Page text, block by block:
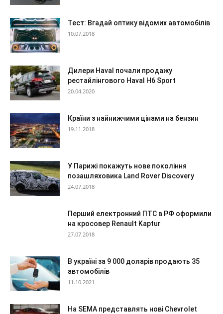
Тест: Вгадай оптику відомих автомобілів
10.07.2018
Дилери Haval почали продажу
рестайлінгового Haval H6 Sport
20.04.2020
Країни з найнижчими цінами на бензин
19.11.2018
У Парижі покажуть нове покоління
позашляховика Land Rover Discovery
24.07.2018
Перший електронний ПТС в РФ оформили
на кросовер Renault Kaptur
27.07.2018
В україні за 9 000 доларів продають 35
автомобілів
11.10.2021
На SEMA представлять нові Chevrolet